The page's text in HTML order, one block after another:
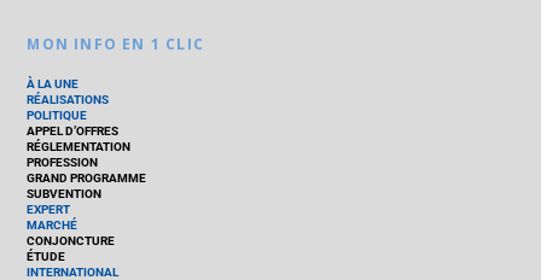
MON INFO EN 1 CLIC
À LA UNE
RÉALISATIONS
POLITIQUE
APPEL D’OFFRES
RÉGLEMENTATION
PROFESSION
GRAND PROGRAMME
SUBVENTION
EXPERT
MARCHÉ
CONJONCTURE
ÉTUDE
INTERNATIONAL